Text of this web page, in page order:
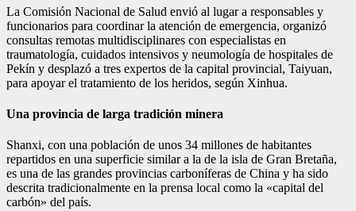
La Comisión Nacional de Salud envió al lugar a responsables y
funcionarios para coordinar la atención de emergencia, organizó
consultas remotas multidisciplinares con especialistas en
traumatología, cuidados intensivos y neumología de hospitales de
Pekín y desplazó a tres expertos de la capital provincial, Taiyuan,
para apoyar el tratamiento de los heridos, según Xinhua.
Una provincia de larga tradición minera
Shanxi, con una población de unos 34 millones de habitantes
repartidos en una superficie similar a la de la isla de Gran Bretaña,
es una de las grandes provincias carboníferas de China y ha sido
descrita tradicionalmente en la prensa local como la «capital del
carbón» del país.